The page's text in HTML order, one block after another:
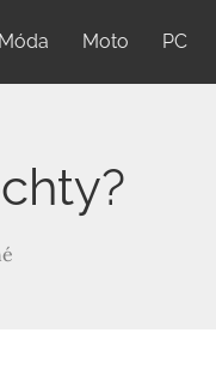
Móda Moto PC